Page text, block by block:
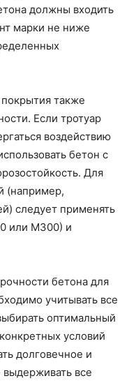
должны входить
марки не ниже
также
Если тротуар
воздействию
бетон с
Для
(например,
следует применять
или М300) и
бетона для
учитывать все
оптимальный
условий
долговечное и
все